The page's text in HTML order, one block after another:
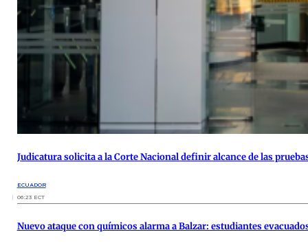
Judicatura solicita a la Corte Nacional definir alcance de las
ECUADOR
06:23 ECT
Nuevo ataque con químicos alarma a Balzar: estudiantes